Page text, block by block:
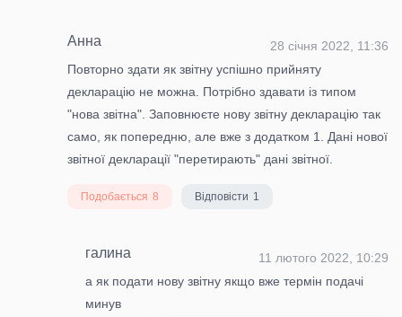
Анна
28 січня 2022, 11:36
Повторно здати як звітну успішно прийняту
декларацію не можна. Потрібно здавати із типом
"нова звітна". Заповнюєте нову звітну декларацію так
само, як попередню, але вже з додатком 1. Дані нової
звітної декларації "перетирають" дані звітної.
Подобається 8 Відповісти 1
галина
11 лютого 2022, 10:29
а як подати нову звітну якщо вже термін подачі
минув